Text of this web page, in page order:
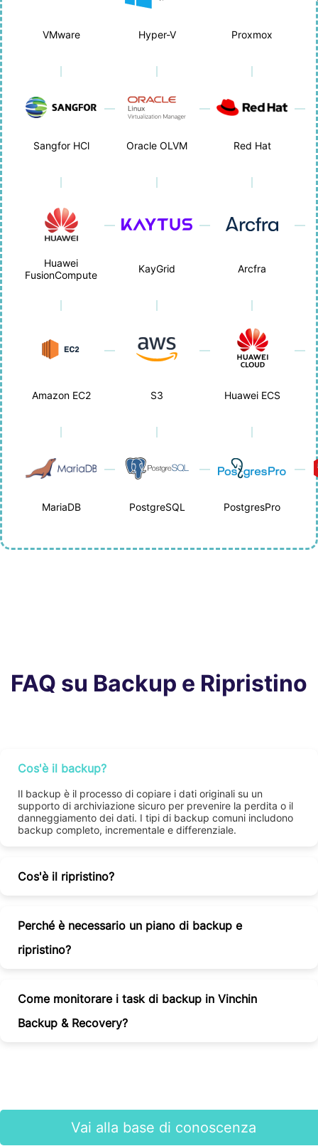
VMware Hyper-V Proxmox
Sangfor HCl Oracle OLVM Red Hat
Huawei
FusionCompute
KayGrid Arcfra
Amazon EC2 S3 Huawei ECS
MariaDB PostgreSQL PostgresPro
FAQ su Backup e Ripristino
Cos'è il backup?
Il backup è il processo di copiare i dati originali su un
supporto di archiviazione sicuro per prevenire la perdita o il
danneggiamento dei dati. I tipi di backup comuni includono
backup completo, incrementale e differenziale.
Cos'è il ripristino?
Perché è necessario un piano di backup e
ripristino?
Come monitorare i task di backup in Vinchin
Backup & Recovery?
Vai alla base di conoscenza